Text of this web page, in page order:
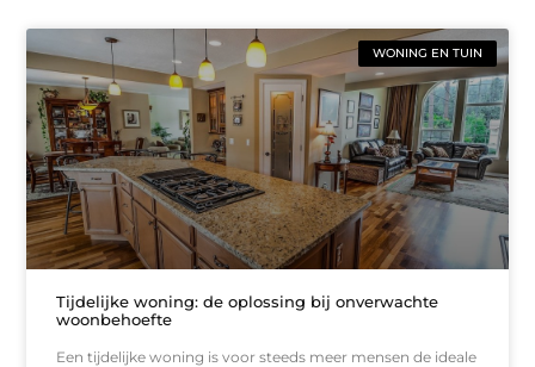
WONING EN TUIN
Tijdelijke woning: de oplossing bij onverwachte
woonbehoefte
Een tijdelijke woning is voor steeds meer mensen de ideale